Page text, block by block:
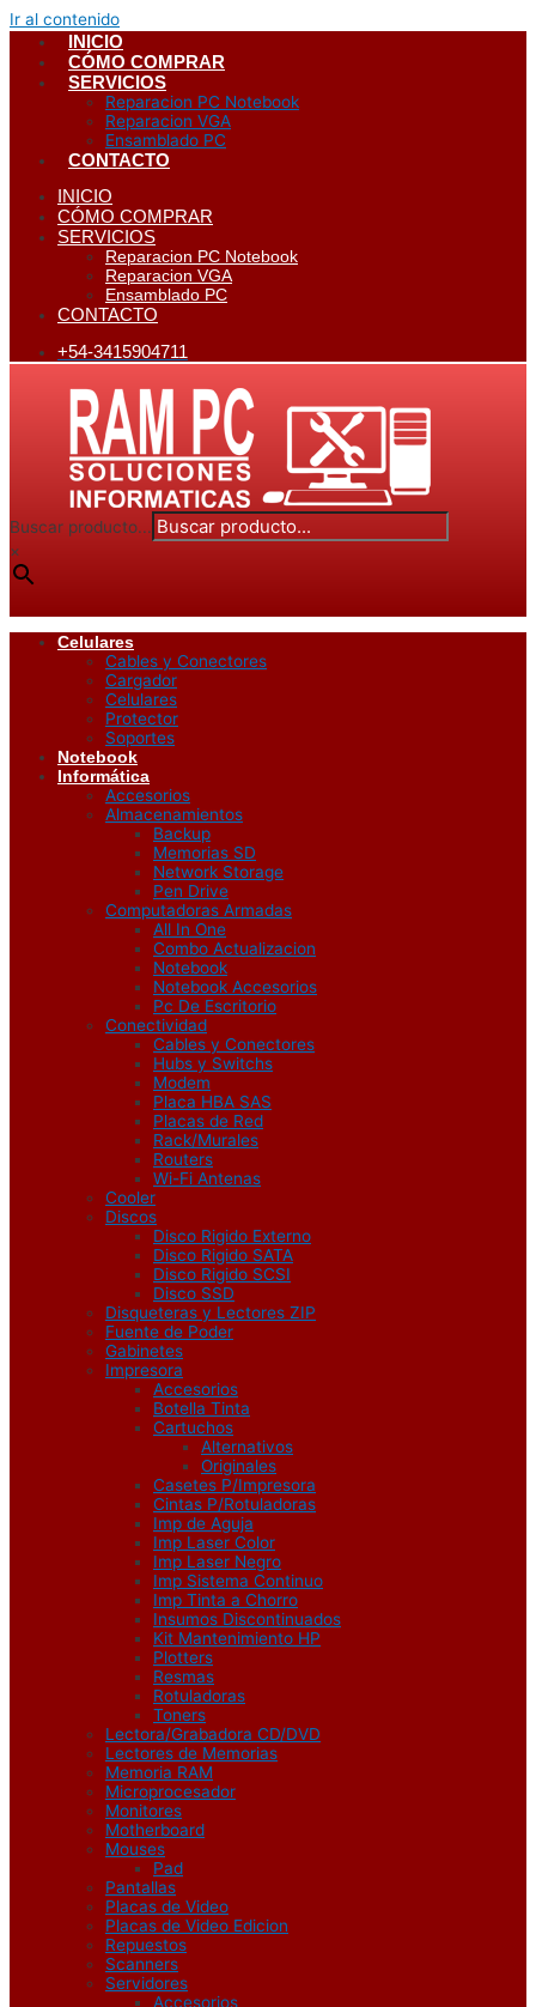
Ir al contenido
INICIO
CÓMO COMPRAR
SERVICIOS
Reparacion PC Notebook
Reparacion VGA
Ensamblado PC
CONTACTO
INICIO
CÓMO COMPRAR
SERVICIOS
Reparacion PC Notebook
Reparacion VGA
Ensamblado PC
CONTACTO
+54-3415904711
Buscar producto...
×
Celulares
Cables y Conectores
Cargador
Celulares
Protector
Soportes
Notebook
Informática
Accesorios
Almacenamientos
Backup
Memorias SD
Network Storage
Pen Drive
Computadoras Armadas
All In One
Combo Actualizacion
Notebook
Notebook Accesorios
Pc De Escritorio
Conectividad
Cables y Conectores
Hubs y Switchs
Modem
Placa HBA SAS
Placas de Red
Rack/Murales
Routers
Wi-Fi Antenas
Cooler
Discos
Disco Rigido Externo
Disco Rigido SATA
Disco Rigido SCSI
Disco SSD
Disqueteras y Lectores ZIP
Fuente de Poder
Gabinetes
Impresora
Accesorios
Botella Tinta
Cartuchos
Alternativos
Originales
Casetes P/Impresora
Cintas P/Rotuladoras
Imp de Aguja
Imp Laser Color
Imp Laser Negro
Imp Sistema Continuo
Imp Tinta a Chorro
Insumos Discontinuados
Kit Mantenimiento HP
Plotters
Resmas
Rotuladoras
Toners
Lectora/Grabadora CD/DVD
Lectores de Memorias
Memoria RAM
Microprocesador
Monitores
Motherboard
Mouses
Pad
Pantallas
Placas de Video
Placas de Video Edicion
Repuestos
Scanners
Servidores
Accesorios